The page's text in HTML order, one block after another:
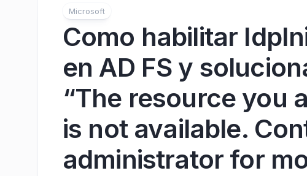
Microsoft
Como habilitar
en AD FS y
“The resource you
is not available.
administrator for